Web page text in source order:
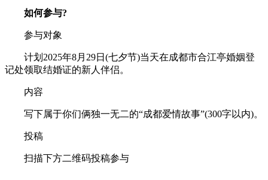
如何参与?
参与对象
计划2025年8月29日(七夕节)当天在成都市合江亭婚姻登
记处领取结婚证的新人伴侣。
内容
写下属于你们俩独一无二的“成都爱情故事”(300字以内)。
投稿
扫描下方二维码投稿参与